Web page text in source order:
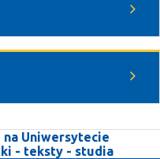
Uniwersytecie
- teksty - studia